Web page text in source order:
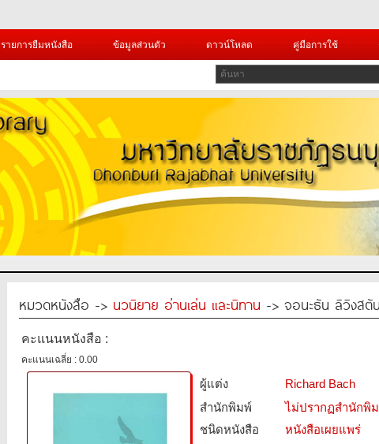
รายการยืมหนังสือ ข้อมูลส่วนตัว ดาวน์โหลด คู่มือการใช้
หมวดหนังสือ -> นวนิยาย อ่านเล่น และนิทาน -> จอนะธัน ลิวิงสตั
คะแนนหนังสือ :
คะแนนเฉลี่ย : 0.00
ผู้แต่ง
Richard Bach
สำนักพิมพ์
ไม่ปรากฏสำนักพิ
ชนิดหนังสือ­
หนังสือเผยแพร่